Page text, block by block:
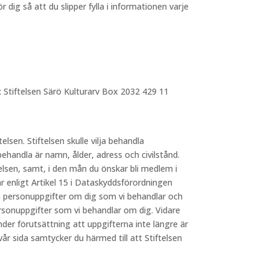
dig så att du slipper fylla i informationen varje
Särö Kulturarv Box 2032 429 11
Stiftelsen skulle vilja behandla
är namn, ålder, adress och civilstånd.
samt, i den mån du önskar bli medlem i
enligt Artikel 15 i Dataskyddsförordningen
om dig som vi behandlar och
som vi behandlar om dig. Vidare
förutsättning att uppgifterna inte längre är
sida samtycker du härmed till att Stiftelsen